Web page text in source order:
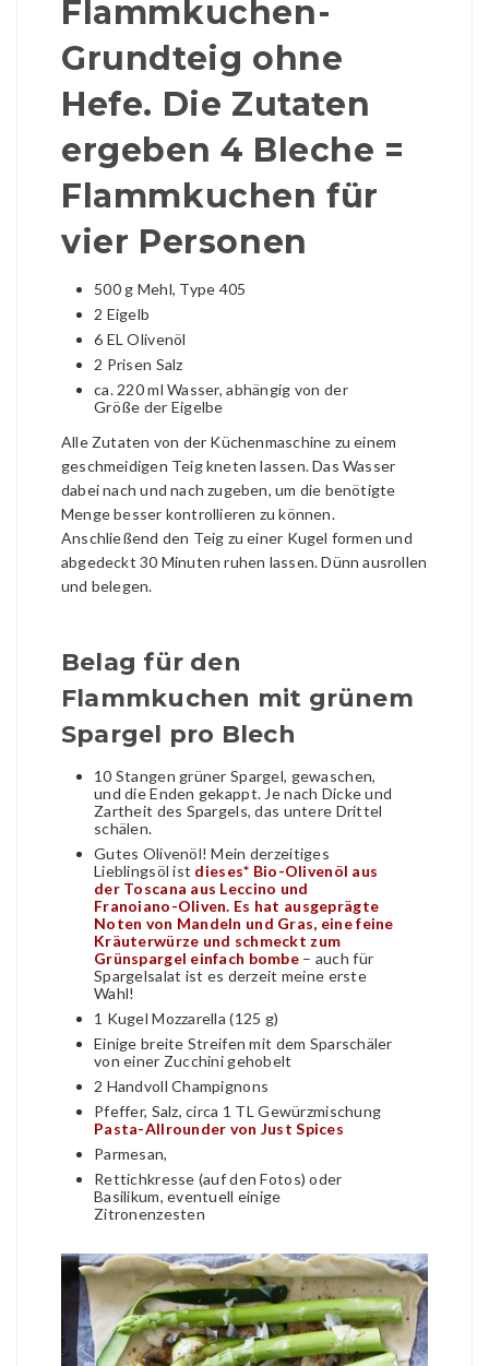
Flammkuchen-
Grundteig ohne
Hefe. Die Zutaten
ergeben 4 Bleche =
Flammkuchen für
vier Personen
500 g Mehl, Type 405
2 Eigelb
6 EL Olivenöl
2 Prisen Salz
ca. 220 ml Wasser, abhängig von der
Größe der Eigelbe
Alle Zutaten von der Küchenmaschine zu einem
geschmeidigen Teig kneten lassen. Das Wasser
dabei nach und nach zugeben, um die benötigte
Menge besser kontrollieren zu können.
Anschließend den Teig zu einer Kugel formen und
abgedeckt 30 Minuten ruhen lassen. Dünn ausrollen
und belegen.
Belag für den
Flammkuchen mit grünem
Spargel pro Blech
10 Stangen grüner Spargel, gewaschen,
und die Enden gekappt. Je nach Dicke und
Zartheit des Spargels, das untere Drittel
schälen.
Gutes Olivenöl! Mein derzeitiges
Lieblingsöl ist dieses* Bio-Olivenöl aus
der Toscana aus Leccino und
Franoiano-Oliven. Es hat ausgeprägte
Noten von Mandeln und Gras, eine feine
Kräuterwürze und schmeckt zum
Grünspargel einfach bombe – auch für
Spargelsalat ist es derzeit meine erste
Wahl!
1 Kugel Mozzarella (125 g)
Einige breite Streifen mit dem Sparschäler
von einer Zucchini gehobelt
2 Handvoll Champignons
Pfeffer, Salz, circa 1 TL Gewürzmischung
Pasta-Allrounder von Just Spices
Parmesan,
Rettichkresse (auf den Fotos) oder
Basilikum, eventuell einige
Zitronenzesten